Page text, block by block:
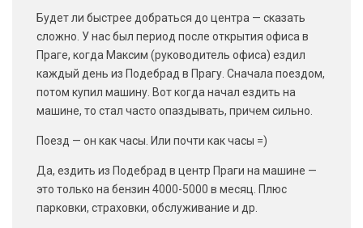
Будет ли быстрее добраться до центра — сказать
сложно. У нас был период после открытия офиса в
Праге, когда Максим (руководитель офиса) ездил
каждый день из Подебрад в Прагу. Сначала поездом,
потом купил машину. Вот когда начал ездить на
машине, то стал часто опаздывать, причем сильно.
Поезд — он как часы. Или почти как часы =)
Да, ездить из Подебрад в центр Праги на машине —
это только на бензин 4000-5000 в месяц. Плюс
парковки, страховки, обслуживание и др.